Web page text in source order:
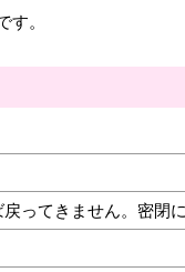
。
ってきません。密閉に